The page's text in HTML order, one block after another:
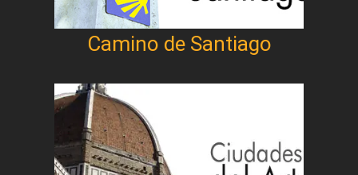
Camino de Santiago